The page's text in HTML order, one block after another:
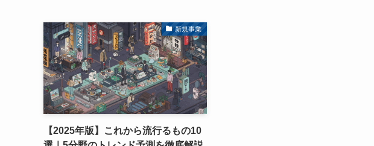
新規事業
【2025年版】これから流行るもの10